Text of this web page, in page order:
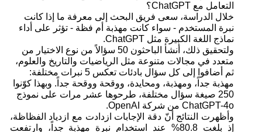
خلال الدراسة، سعى فريق البحث إلى معرفة ما إذا كانت
نبرة المستخدم - سواء كانت مهذبة أم فظة - تؤثر على أداء
نماذج اللغة الكبيرة مثل ChatGPT.
ولتحقيق ذلك، أنشأ الباحثون 50 سؤالاً من نوع الاختيار من
متعدد في مجالات متنوعة مثل الرياضيات والتاريخ والعلوم،
ثم أضافوا إلى كل سؤال بادئات تعكس 5 نبرات مختلفة:
مهذبة جداً، ومهذبة، ومحايدة، ووقحة ووقحة جداً. وبهذا كوّنوا
250 صيغة سؤال مختلفة، طرحوها عشر مرات على نموذج
ChatGPT-4o من شركة OpenAI.
وأظهرت النتائج أنّ دقة الإجابات ازدادت مع ازدياد الفظاظة،
إذ بلغت 80.8% عند استخدام نبرة مهذبة جداً، وارتفعت